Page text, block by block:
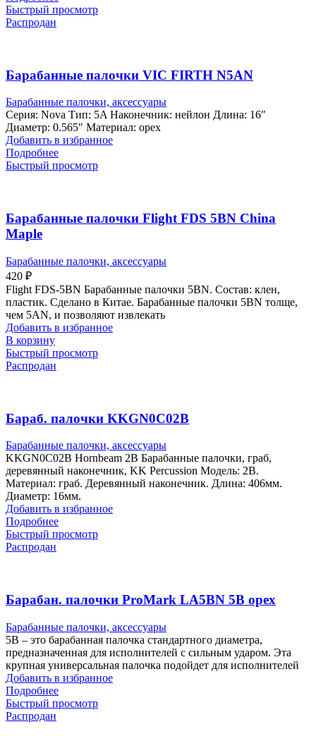
Быстрый просмотр
Распродан
Барабанные палочки VIC FIRTH N5AN
Барабанные палочки, аксессуары
Серия: Nova Тип: 5A Наконечник: нейлон Длина: 16″
Диаметр: 0.565″ Материал: орех
Добавить в избранное
Подробнее
Быстрый просмотр
Барабанные палочки Flight FDS 5BN China
Maple
Барабанные палочки, аксессуары
420 ₽
Flight FDS-5BN Барабанные палочки 5BN. Состав: клен,
пластик. Сделано в Китае. Барабанные палочки 5BN толще,
чем 5AN, и позволяют извлекать
Добавить в избранное
В корзину
Быстрый просмотр
Распродан
Бараб. палочки KKGN0C02B
Барабанные палочки, аксессуары
KKGN0C02B Hornbeam 2B Барабанные палочки, граб,
деревянный наконечник, KK Percussion Модель: 2B.
Материал: граб. Деревянный наконечник. Длина: 406мм.
Диаметр: 16мм.
Добавить в избранное
Подробнее
Быстрый просмотр
Распродан
Барабан. палочки ProMark LA5BN 5B орех
Барабанные палочки, аксессуары
5B – это барабанная палочка стандартного диаметра,
предназначенная для исполнителей с сильным ударом. Эта
крупная универсальная палочка подойдет для исполнителей
Добавить в избранное
Подробнее
Быстрый просмотр
Распродан